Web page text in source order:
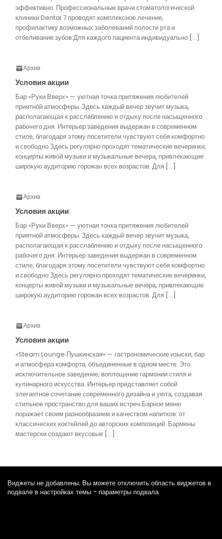
эффективно. Профессиональные врачи стоматологической
клиники Dental 7 проводят комплексное лечение,
профилактику возможных заболеваний полости рта и
отбеливание зубов.Для каждого пациента индивидуально […]
Архив
Условия акции
Бар «Руки Вверх» — уютная точка притяжения любителей
приятной атмосферы. Здесь каждый вечер звучит музыка,
располагающая к расслаблению и отдыху после насыщенного
рабочего дня. Интерьер заведения выдержан в современном
стиле, благодаря этому посетители чувствуют себя комфортно
и свободно.Здесь регулярно проходят тематические вечеринки,
концерты живой музыки и музыкальные вечера, привлекающие
широкую аудиторию горожан всех возрастов. Для […]
Архив
Условия акции
Бар «Руки Вверх» — уютная точка притяжения любителей
приятной атмосферы. Здесь каждый вечер звучит музыка,
располагающая к расслаблению и отдыху после насыщенного
рабочего дня. Интерьер заведения выдержан в современном
стиле, благодаря этому посетители чувствуют себя комфортно
и свободно.Здесь регулярно проходят тематические вечеринки,
концерты живой музыки и музыкальные вечера, привлекающие
широкую аудиторию горожан всех возрастов. Для […]
Архив
Условия акции
«Steam Lounge Пушкинская» — гастрономические изыски, бар
и атмосфера комфорта, объединенные в одном месте. Это
исключительное заведение, воплощение гармонии стиля и
кулинарного искусства. Интерьер представляет собой
элегантное сочетание современного дизайна и уюта, создавая
стильное пространство для ваших встреч.Барное меню
поражает своим разнообразием и качеством напитков: от
классических коктейлей до авторских композиций. Бармены
мастерски создают вкусовые […]
Виджеты не добавлены. Вы можете отключить область виджетов в
подвале в настройках темы - параметры подвала